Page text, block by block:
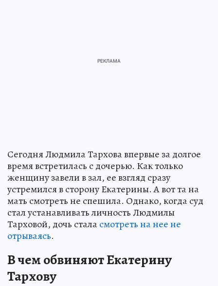
Сегодня Людмила Тархова впервые за долгое
время встретилась с дочерью. Как только
женщину завели в зал, ее взгляд сразу
устремился в сторону Екатерины. А вот та на
мать смотреть не спешила. Однако, когда суд
стал устанавливать личность Людмилы
Тарховой, дочь сталасмотреть на нее не
отрываясь.
В чем обвиняют Екатерину
Тархову